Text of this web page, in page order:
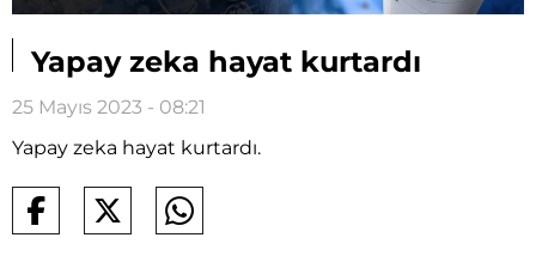
Yapay zeka hayat kurtardı
25 Mayıs 2023 - 08:21
Yapay zeka hayat kurtardı.